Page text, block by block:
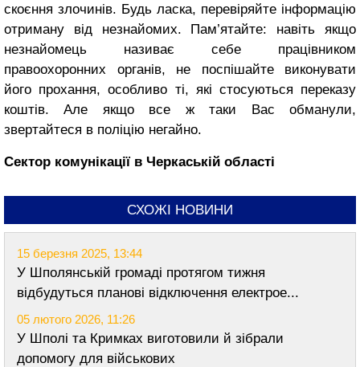
скоєння злочинів. Будь ласка, перевіряйте інформацію
отриману від незнайомих. Пам’ятайте: навіть якщо
незнайомець називає себе працівником
правоохоронних органів, не поспішайте виконувати
його прохання, особливо ті, які стосуються переказу
коштів. Але якщо все ж таки Вас обманули,
звертайтеся в поліцію негайно.
Сектор комунікації в Черкаській області
СХОЖІ НОВИНИ
15 березня 2025, 13:44
У Шполянській громаді протягом тижня
відбудуться планові відключення електрое...
05 лютого 2026, 11:26
У Шполі та Кримках виготовили й зібрали
допомогу для військових